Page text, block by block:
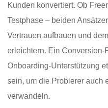
Kunden konvertiert. Ob
Testphase – beiden
Vertrauen aufbauen und
erleichtern. Ein Conversion-
Onboarding-Unterstützung
sein, um die Probierer auch
verwandeln.